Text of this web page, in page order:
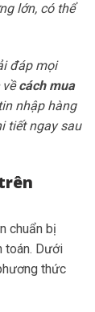
lớn, có thể
đáp mọi
vềcách mua
nhập hàng
tiết ngay sau
chuẩn bị
toán. Dưới
thức